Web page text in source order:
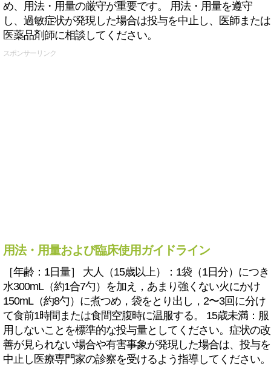
め、用法・用量の厳守が重要です。 用法・用量を遵守
し、過敏症状が発現した場合は投与を中止し、医師または
医薬品剤師に相談してください。
スポンサーリンク
用法・用量および臨床使用ガイドライン
［年齢：1日量］ 大人（15歳以上）：1袋（1日分）につき
水300mL（約1合7勺）を加え，あまり強くない火にかけ
150mL（約8勺）に煮つめ，袋をとり出し，2〜3回に分け
て食前1時間または食間空腹時に温服する。 15歳未満：服
用しないことを標準的な投与量としてください。症状の改
善が見られない場合や有害事象が発現した場合は、投与を
中止し医療専門家の診察を受けるよう指導してください。